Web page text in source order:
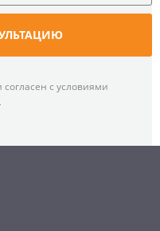
с условиями